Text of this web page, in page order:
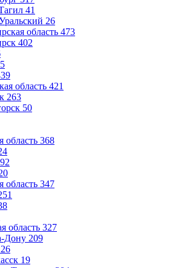
41
26
область 473
402
5
область 421
263
50
область 368
92
область 347
область 327
Дону 209
26
19